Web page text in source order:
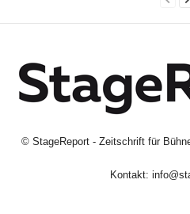
© StageReport - Zeitschrift für
Kontakt: